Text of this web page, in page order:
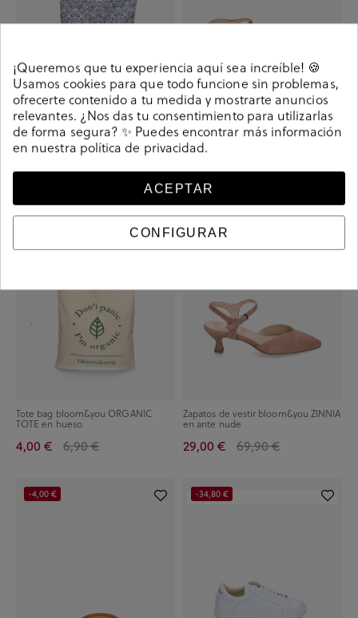
Tote bag bloom&you PARSLEY BLUE
TOTE en azul marino
9,90 €
Zapatos de vestir bloom&you ZINNIA
en ante cuero
Tote bag bloom&you ORGANIC
TOTE en hueso
4,00 € 6,90 €
-2,90 €
Zapatos de vestir bloom&you ZINNIA
en ante nude
29,00 € 69,90 €
-40,90 €
-4,00 € -34,80 €
¡Queremos que tu experiencia aquí sea increíble! 🍪
Usamos cookies para que todo funcione sin problemas,
ofrecerte contenido a tu medida y mostrarte anuncios
relevantes. ¿Nos das tu consentimiento para utilizarlas
de forma segura? ✨ Puedes encontrar más información
en nuestra política de privacidad.
ACEPTAR
CONFIGURAR